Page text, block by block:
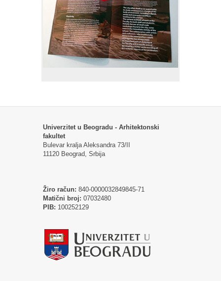
Univerzitet u Beogradu - Arhitektonski
fakultet
Bulevar kralja Aleksandra 73/II
11120 Beograd, Srbija
Žiro račun: 840-0000032849845-71
Matični broj: 07032480
PIB: 100252129